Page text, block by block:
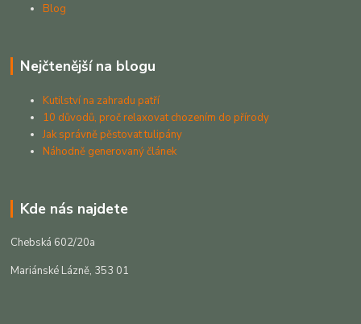
Blog
Nejčtenější na blogu
Kutilství na zahradu patří
10 důvodů, proč relaxovat chozením do přírody
Jak správně pěstovat tulipány
Náhodně generovaný článek
Kde nás najdete
Chebská 602/20a
Mariánské Lázně, 353 01